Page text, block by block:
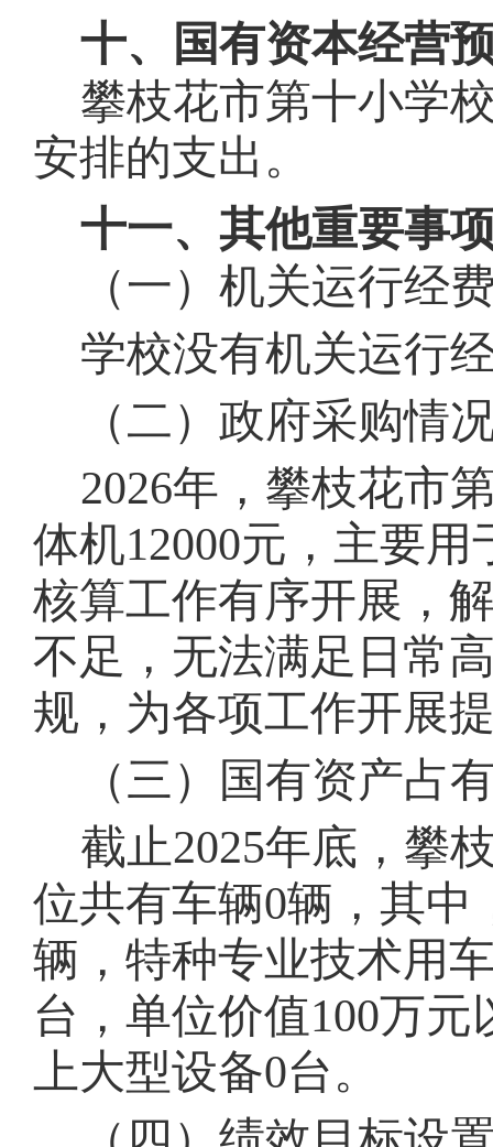
十、国有资本经营
攀枝花市第十小学
安排的支出。
十一、其他重要事
（一）机关运行经
学校没有机关运行
（二）政府采购情
2026年， 攀枝花市
体机12000元，主要用
核算工作有序开展，
不足，无法满足日常
规，为各项工作开展
（三）国有资产占
截止2025年底，攀
位共有车辆0辆，其中
辆，特种专业技术用
台，单位价值100万元
上大型设备0台。